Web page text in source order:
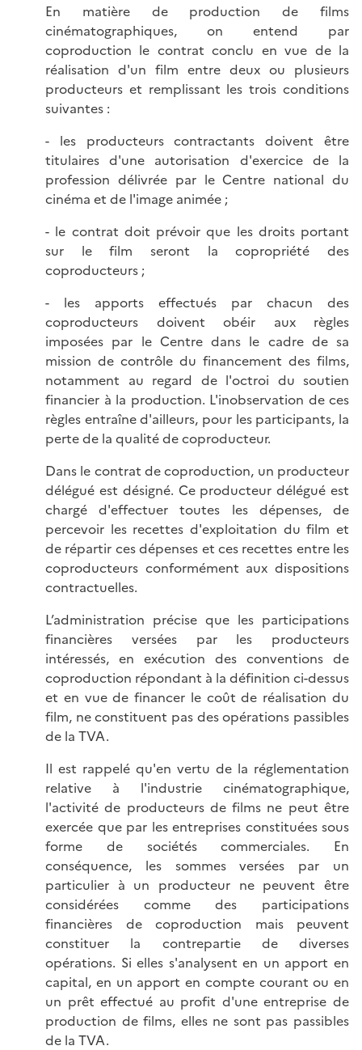
En matière de production de films
cinématographiques, on entend par
coproduction le contrat conclu en vue de la
réalisation d'un film entre deux ou plusieurs
producteurs et remplissant les trois conditions
suivantes :
- les producteurs contractants doivent être
titulaires d'une autorisation d'exercice de la
profession délivrée par le Centre national du
cinéma et de l'image animée ;
- le contrat doit prévoir que les droits portant
sur le film seront la copropriété des
coproducteurs ;
- les apports effectués par chacun des
coproducteurs doivent obéir aux règles
imposées par le Centre dans le cadre de sa
mission de contrôle du financement des films,
notamment au regard de l'octroi du soutien
financier à la production. L'inobservation de ces
règles entraîne d'ailleurs, pour les participants, la
perte de la qualité de coproducteur.
Dans le contrat de coproduction, un producteur
délégué est désigné. Ce producteur délégué est
chargé d'effectuer toutes les dépenses, de
percevoir les recettes d'exploitation du film et
de répartir ces dépenses et ces recettes entre les
coproducteurs conformément aux dispositions
contractuelles.
L’administration précise que les participations
financières versées par les producteurs
intéressés, en exécution des conventions de
coproduction répondant à la définition ci-dessus
et en vue de financer le coût de réalisation du
film, ne constituent pas des opérations passibles
de la TVA.
Il est rappelé qu'en vertu de la réglementation
relative à l'industrie cinématographique,
l'activité de producteurs de films ne peut être
exercée que par les entreprises constituées sous
forme de sociétés commerciales. En
conséquence, les sommes versées par un
particulier à un producteur ne peuvent être
considérées comme des participations
financières de coproduction mais peuvent
constituer la contrepartie de diverses
opérations. Si elles s'analysent en un apport en
capital, en un apport en compte courant ou en
un prêt effectué au profit d'une entreprise de
production de films, elles ne sont pas passibles
de la TVA.